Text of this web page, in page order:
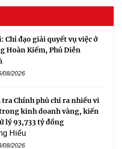
Chỉ đạo giải quyết vụ việc ở
Hoàn Kiếm, Phú Diễn
08/2026
tra Chính phủ chỉ ra nhiều vi
kinh doanh vàng, kiến
lý 93,733 tỷ đồng
Hiếu
08/2026